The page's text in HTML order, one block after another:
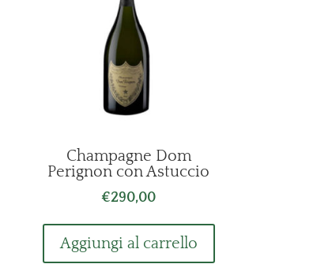
Champagne Dom
Perignon con Astuccio
€290,00
Aggiungi al carrello